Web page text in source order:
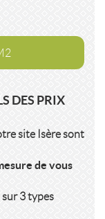
DES PRIX
site Isère sont
de vous
sur 3 types